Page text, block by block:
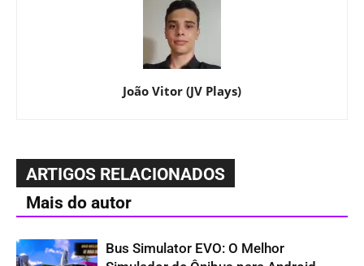
João Vitor (JV Plays)
ARTIGOS RELACIONADOS
Mais do autor
Bus Simulator EVO: O Melhor